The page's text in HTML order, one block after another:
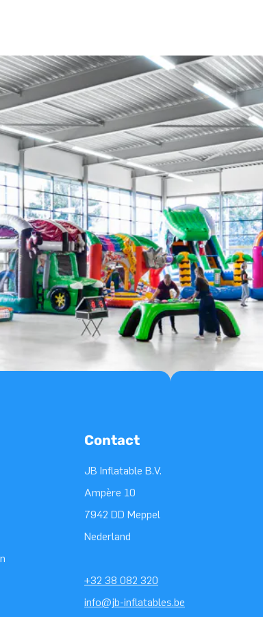
Contact
JB Inflatable B.V.
Ampère 10
7942 DD Meppel
Nederland
+32 38 082 320
info@jb-inflatables.be